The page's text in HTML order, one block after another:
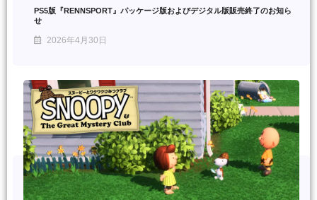
PS5版『RENNSPORT』パッケージ版およびデジタル版販売終了のお知ら
せ
2026年4月30日